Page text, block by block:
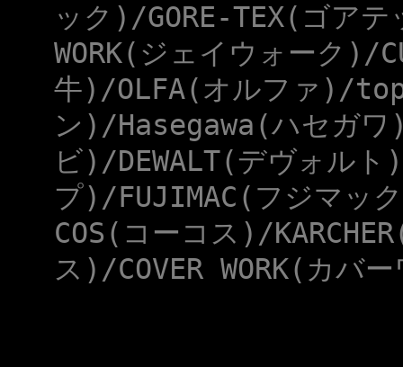
ック)/GORE-TEX(ゴア
WORK(ジェイウォーク)/
牛)/OLFA(オルファ)/
ン)/Hasegawa(ハセガ
ビ)/DEWALT(デヴォル
プ)/FUJIMAC(フジマッ
COS(コーコス)/
ス)/COVER WORK(カ